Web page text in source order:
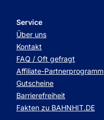
Service
Über uns
Kontakt
FAQ / Oft gefragt
Affiliate-Partnerprogramm
Gutscheine
Barrierefreiheit
Fakten zu BAHNHIT.DE